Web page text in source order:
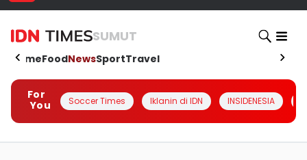
SUMUT
HomeFoodNewsSportTravel
For
You
Soccer Times Iklanin di IDN INSIDENESIA